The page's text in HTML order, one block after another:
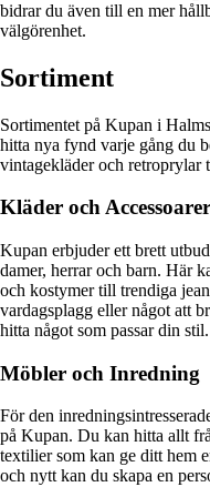
bidrar du även till en mer
välgörenhet.
Sortiment
Sortimentet på Kupan i
hitta nya fynd varje gång du
vintagekläder och retroprylar
Kläder och Accessoarer
Kupan erbjuder ett brett
damer, herrar och barn. Här
och kostymer till trendiga
vardagsplagg eller något att
hitta något som passar din stil.
Möbler och Inredning
För den
på Kupan. Du kan hitta allt
textilier som kan ge ditt hem
och nytt kan du skapa en